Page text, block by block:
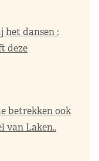
het dansen :
deze
betrekken ook
van Laken..